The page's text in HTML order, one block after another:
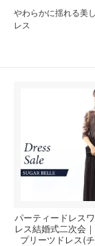
やわらかに揺れる美
レス
パーティードレス
レス結婚式二次会
プリーツドレス(